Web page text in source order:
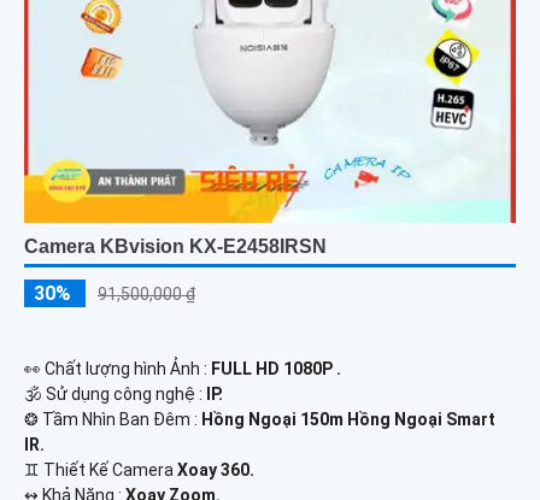
Camera KBvision KX-E2458IRSN
30% 91,500,000 ₫
️👀 Chất lượng hình Ảnh : FULL HD 1080P .
🕉️ Sử dụng công nghệ :
IP.
❂ Tầm Nhìn Ban Đêm : Hồng Ngoại 150m Hồng Ngoại Smart
IR.
♊ Thiết Kế Camera Xoay 360.
️↭ Khả Năng : Xoay Zoom.